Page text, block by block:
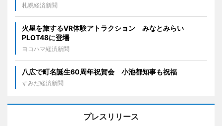
札幌経済新聞
火星を旅するVR体験アトラクション みなとみらい
PLOT48に登場
ヨコハマ経済新聞
八広で町名誕生60周年祝賀会 小池都知事も祝福
すみだ経済新聞
プレスリリース